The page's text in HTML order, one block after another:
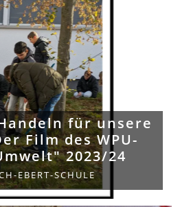
für unsere
Film des WPU-
2023/24
EBERT-SCHULE